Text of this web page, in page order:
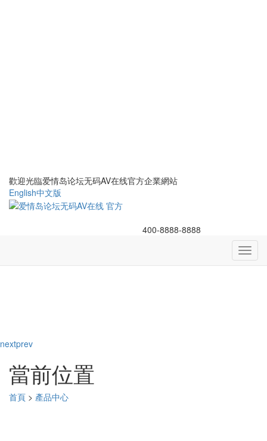
歡迎光臨爱情岛论坛无码AV在线官方企業網站
English中文版
400-8888-8888
nextprev
當前位置
首頁 > 產品中心